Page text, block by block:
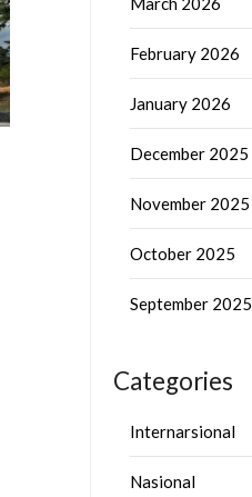
February 2026
January 2026
December 2025
November 2025
October 2025
September 2025
Categories
Internarsional
Nasional